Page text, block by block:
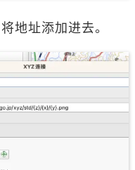
地址添加进去。